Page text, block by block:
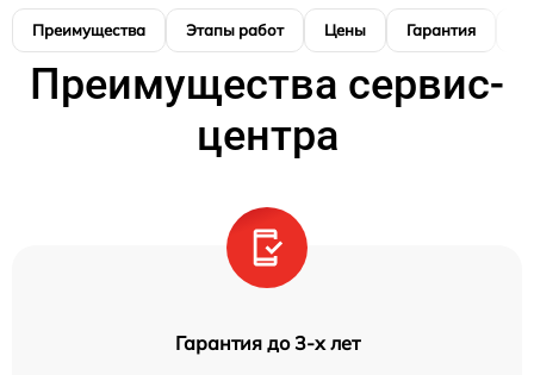
Преимущества Этапы работ Цены Гарантия
Преимущества сервис-
центра
Гарантия до 3-х лет